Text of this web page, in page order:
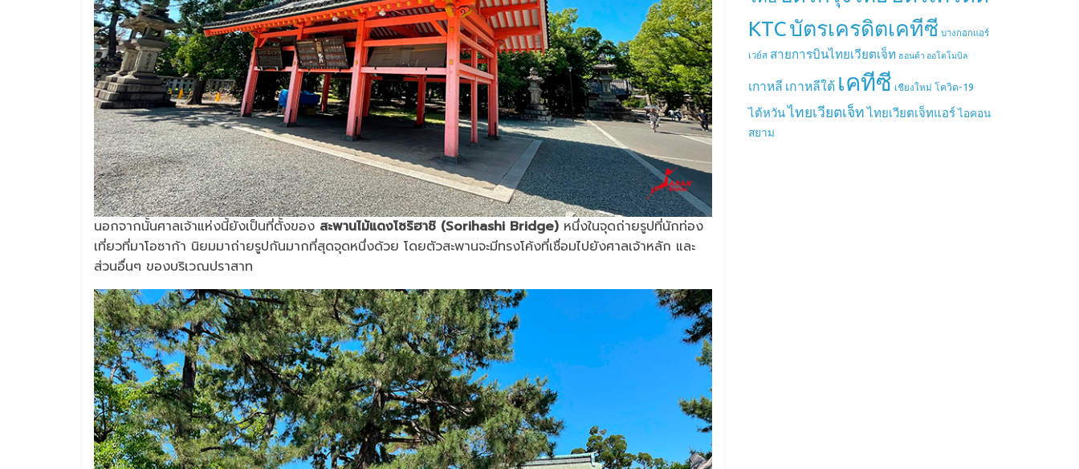
นอกจากนั้นศาลเจ้าแห่งนี้ยังเป็นที่ตั้งของ สะพานไม้แดงโซริฮาชิ (Sorihashi Bridge) หนึ่งในจุดถ่ายรูปที่นักท่อง
เที่ยวที่มาโอซาก้า นิยมมาถ่ายรูปกันมากที่สุดจุดหนึ่งด้วย โดยตัวสะพานจะมีทรงโค้งที่เชื่อมไปยังศาลเจ้าหลัก และ
ส่วนอื่นๆ ของบริเวณปราสาท
KTCบัตรเครดิตเคทีซี บางกอกแอร์
เวย์ส สายการบินไทยเวียตเจ็ท ฮอนด้า ออโตโมบิล
เกาหลี เกาหลีใต้ เคทีซี เชียงใหม่ โควิด-19
ไต้หวันไทยเวียตเจ็ท ไทยเวียตเจ็ทแอร์ไอคอน
สยาม